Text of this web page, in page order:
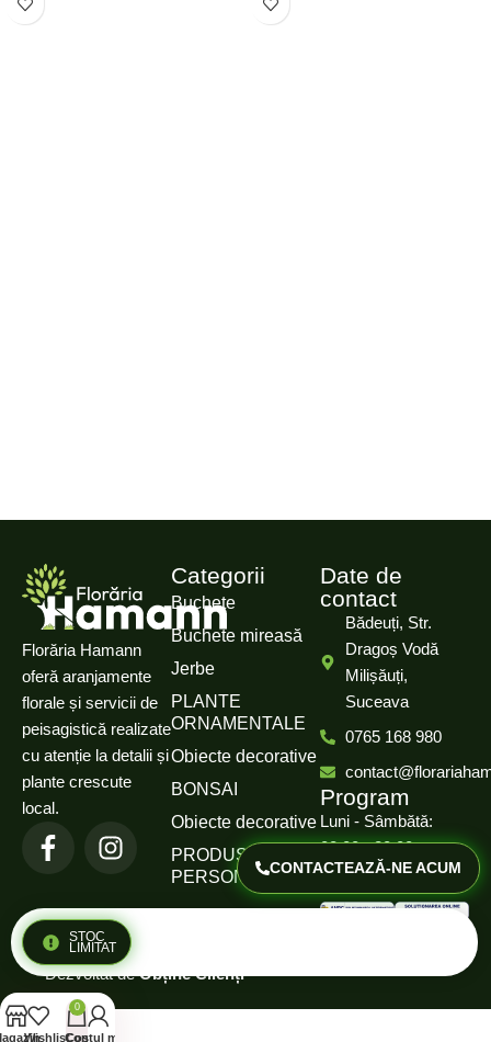
STOC
LIMITAT
Florăria Hamann
oferă aranjamente
florale și servicii de
peisagistică realizate
cu atenție la detalii și
plante crescute
local.
Categorii
Buchete
Buchete mireasă
Jerbe
PLANTE
ORNAMENTALE
Obiecte decorative
BONSAI
Obiecte decorative
PRODUSE
PERSONALIZATE
Date de
contact
Bădeuți, Str.
Dragoș Vodă
Milișăuți,
Suceava
0765 168 980
Program
Luni - Sâmbătă:
08:00 - 20:00
© 2025 Florăria Hamann.
Dezvoltat deObține Clienți
CONTACTEAZĂ-NE ACUM
Wishlist
0
Coș
Contul meu